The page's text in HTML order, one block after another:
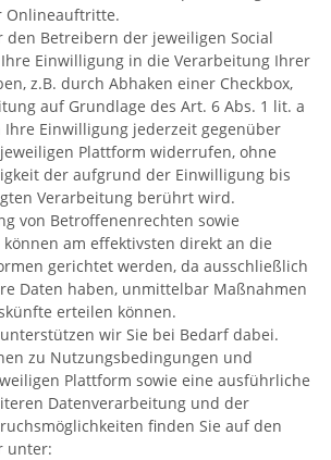
Onlineauftritte.
den Betreibern der jeweiligen Social
Einwilligung in die Verarbeitung Ihrer
z.B. durch Abhaken einer Checkbox,
auf Grundlage des Art. 6 Abs. 1 lit. a
Ihre Einwilligung jederzeit gegenüber
Plattform widerrufen, ohne
der aufgrund der Einwilligung bis
Verarbeitung berührt wird.
von Betroffenenrechten sowie
am effektivsten direkt an die
gerichtet werden, da ausschließlich
Daten haben, unmittelbar Maßnahmen
erteilen können.
wir Sie bei Bedarf dabei.
zu Nutzungsbedingungen und
Plattform sowie eine ausführliche
Datenverarbeitung und der
finden Sie auf den
unter: